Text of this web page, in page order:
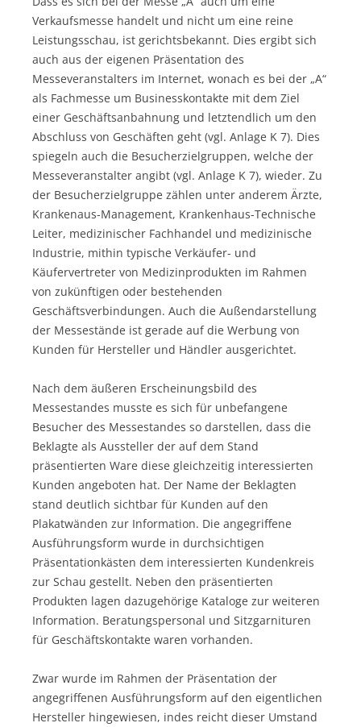
Verkaufsmesse handelt und nicht um eine reine
Leistungsschau, ist gerichtsbekannt. Dies ergibt sich
auch aus der eigenen Präsentation des
Messeveranstalters im Internet, wonach es bei der „A“
als Fachmesse um Businesskontakte mit dem Ziel
einer Geschäftsanbahnung und letztendlich um den
Abschluss von Geschäften geht (vgl. Anlage K 7). Dies
spiegeln auch die Besucherzielgruppen, welche der
Messeveranstalter angibt (vgl. Anlage K 7), wieder. Zu
der Besucherzielgruppe zählen unter anderem Ärzte,
Krankenaus-Management, Krankenhaus-Technische
Leiter, medizinischer Fachhandel und medizinische
Industrie, mithin typische Verkäufer- und
Käufervertreter von Medizinprodukten im Rahmen
von zukünftigen oder bestehenden
Geschäftsverbindungen. Auch die Außendarstellung
der Messestände ist gerade auf die Werbung von
Kunden für Hersteller und Händler ausgerichtet.
Nach dem äußeren Erscheinungsbild des
Messestandes musste es sich für unbefangene
Besucher des Messestandes so darstellen, dass die
Beklagte als Aussteller der auf dem Stand
präsentierten Ware diese gleichzeitig interessierten
Kunden angeboten hat. Der Name der Beklagten
stand deutlich sichtbar für Kunden auf den
Plakatwänden zur Information. Die angegriffene
Ausführungsform wurde in durchsichtigen
Präsentationkästen dem interessierten Kundenkreis
zur Schau gestellt. Neben den präsentierten
Produkten lagen dazugehörige Kataloge zur weiteren
Information. Beratungspersonal und Sitzgarnituren
für Geschäftskontakte waren vorhanden.
Zwar wurde im Rahmen der Präsentation der
angegriffenen Ausführungsform auf den eigentlichen
Hersteller hingewiesen, indes reicht dieser Umstand